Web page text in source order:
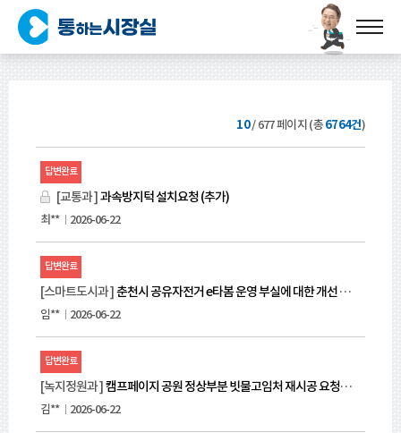
10/677페이지 (총6764건)
상
성
첨
답변완료
[교통과 ]과속방지턱 설치요청 (추가)
최** 2026-06-22
답변완료
[스마트도시과 ] 춘천시 공유자전거 e타봄 운영 부실에 대한 개선 촉구 민원
임** 2026-06-22
답변완료
[녹지정원과 ] 캠프페이지 공원 정상부분 빗물고임처 재시공 요청입니다
김** 2026-06-22